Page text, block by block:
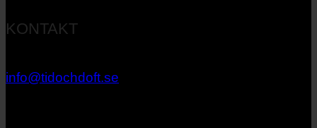
KONTAKT
info@tidochdoft.se